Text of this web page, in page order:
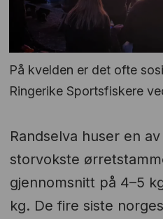
På kvelden er det ofte
Ringerike Sportsfiskere
Randselva huser en
storvokste
gjennomsnitt på 4–5
kg. De fire siste